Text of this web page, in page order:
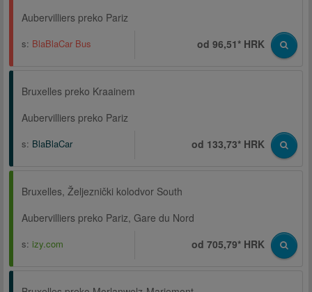
Aubervilliers preko Pariz
s: BlaBlaCar Bus od 96,51* HRK
Bruxelles preko Kraainem
Aubervilliers preko Pariz
s: BlaBlaCar od 133,73* HRK
Bruxelles, Željeznički kolodvor South
Aubervilliers preko Pariz, Gare du Nord
s: izy.com od 705,79* HRK